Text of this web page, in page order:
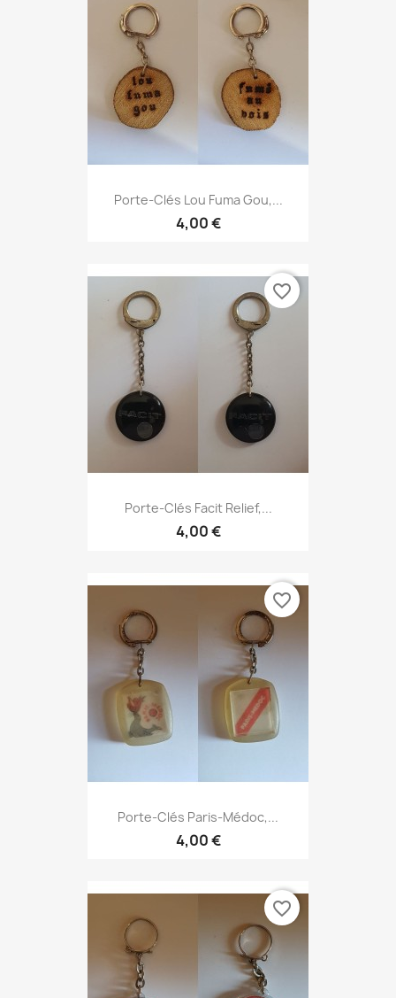
Porte-Clés Lou Fuma Gou,...
4,00 €
Porte-Clés Facit Relief,...
4,00 €
favorite_border
Porte-Clés Paris-Médoc,...
4,00 €
favorite_border
favorite_border